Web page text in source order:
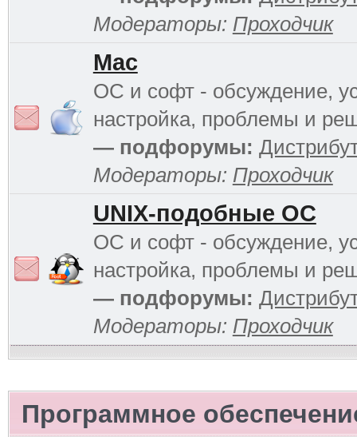
Модераторы: Проходчик
Mac
ОС и софт - обсуждение,
настройка, проблемы и
— подфорумы:
Модераторы: Проходчик
UNIX-подобные ОС
ОС и софт - обсуждение,
настройка, проблемы и
— подфорумы:
Модераторы: Проходчик
Программное